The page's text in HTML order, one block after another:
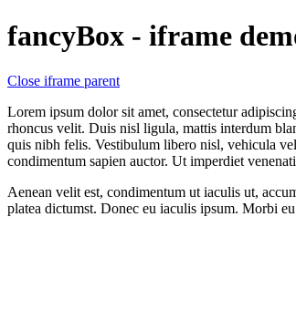
fancyBox - iframe
Close iframe parent
Lorem ipsum dolor sit amet, consectetur
rhoncus velit. Duis nisl ligula, mattis interdum
quis nibh felis. Vestibulum libero nisl, vehicula
condimentum sapien auctor. Ut imperdiet
Aenean velit est, condimentum ut iaculis ut,
platea dictumst. Donec eu iaculis ipsum. Morbi